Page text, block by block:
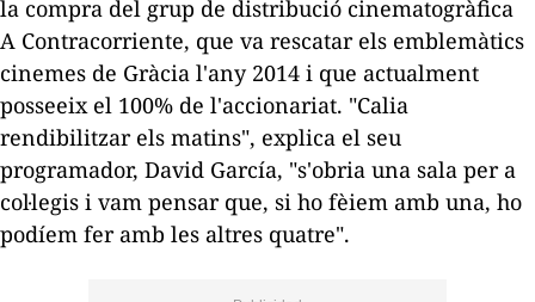
la compra del grup de distribució cinematogràfica
A Contracorriente, que va rescatar els emblemàtics
cinemes de Gràcia l'any 2014 i que actualment
posseeix el 100% de l'accionariat. "Calia
rendibilitzar els matins", explica el seu
programador, David García, "s'obria una sala per a
col·legis i vam pensar que, si ho fèiem amb una, ho
podíem fer amb les altres quatre".